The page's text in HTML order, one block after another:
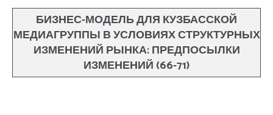
БИЗНЕС-МОДЕЛЬ ДЛЯ КУЗБАССКОЙ
МЕДИАГРУППЫ В УСЛОВИЯХ СТРУКТУРНЫХ
ИЗМЕНЕНИЙ РЫНКА: ПРЕДПОСЫЛКИ
ИЗМЕНЕНИЙ (66-71)